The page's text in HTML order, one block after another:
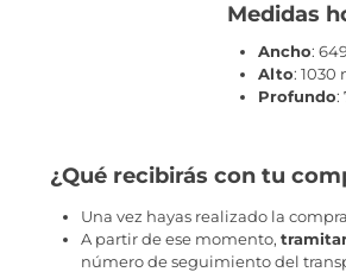
Medidas
Ancho:
Alto: 1030
Profundo:
¿Qué recibirás con tu
Una vez hayas realizado la
A partir de ese momento,
número de seguimiento del